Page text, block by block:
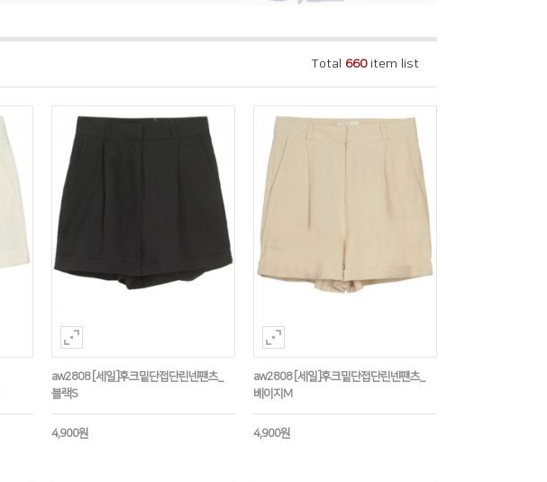
Total 660item list
aw2808 [세일]후크밑단접단린넨팬츠_
블랙S
4,900원
aw2808 [세일]후크밑단접단린넨팬츠_
베이지M
4,900원